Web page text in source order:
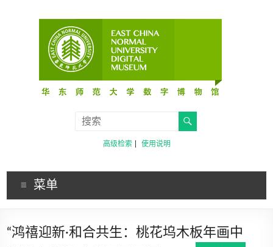
高级检索 使用说明
菜单
“鸿禧迎新·和合共生：桃花坞木板年画中